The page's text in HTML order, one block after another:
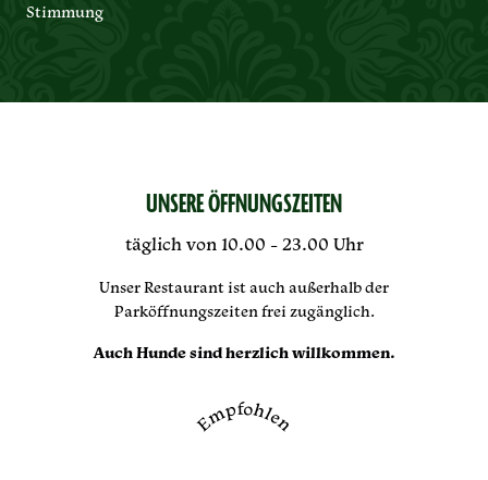
Stimmung
UNSERE ÖFFNUNGSZEITEN
täglich von 10.00 - 23.00 Uhr
Unser Restaurant ist auch außerhalb der
Parköffnungszeiten frei zugänglich.
Auch Hunde sind herzlich willkommen.
Empfohlen